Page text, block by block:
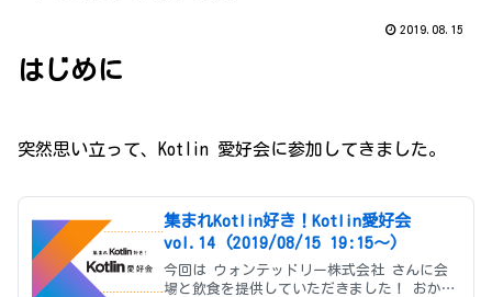
2019.08.15
はじめに
突然思い立って、Kotlin 愛好会に参加してきました。
集まれKotlin好き！Kotlin愛好会
vol.14 (2019/08/15 19:15〜)
今回は ウォンテッドリー株式会社 さんに会
場と飲食を提供していただきました！ おかげ